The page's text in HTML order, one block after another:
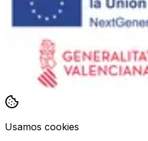
Usamos cookies